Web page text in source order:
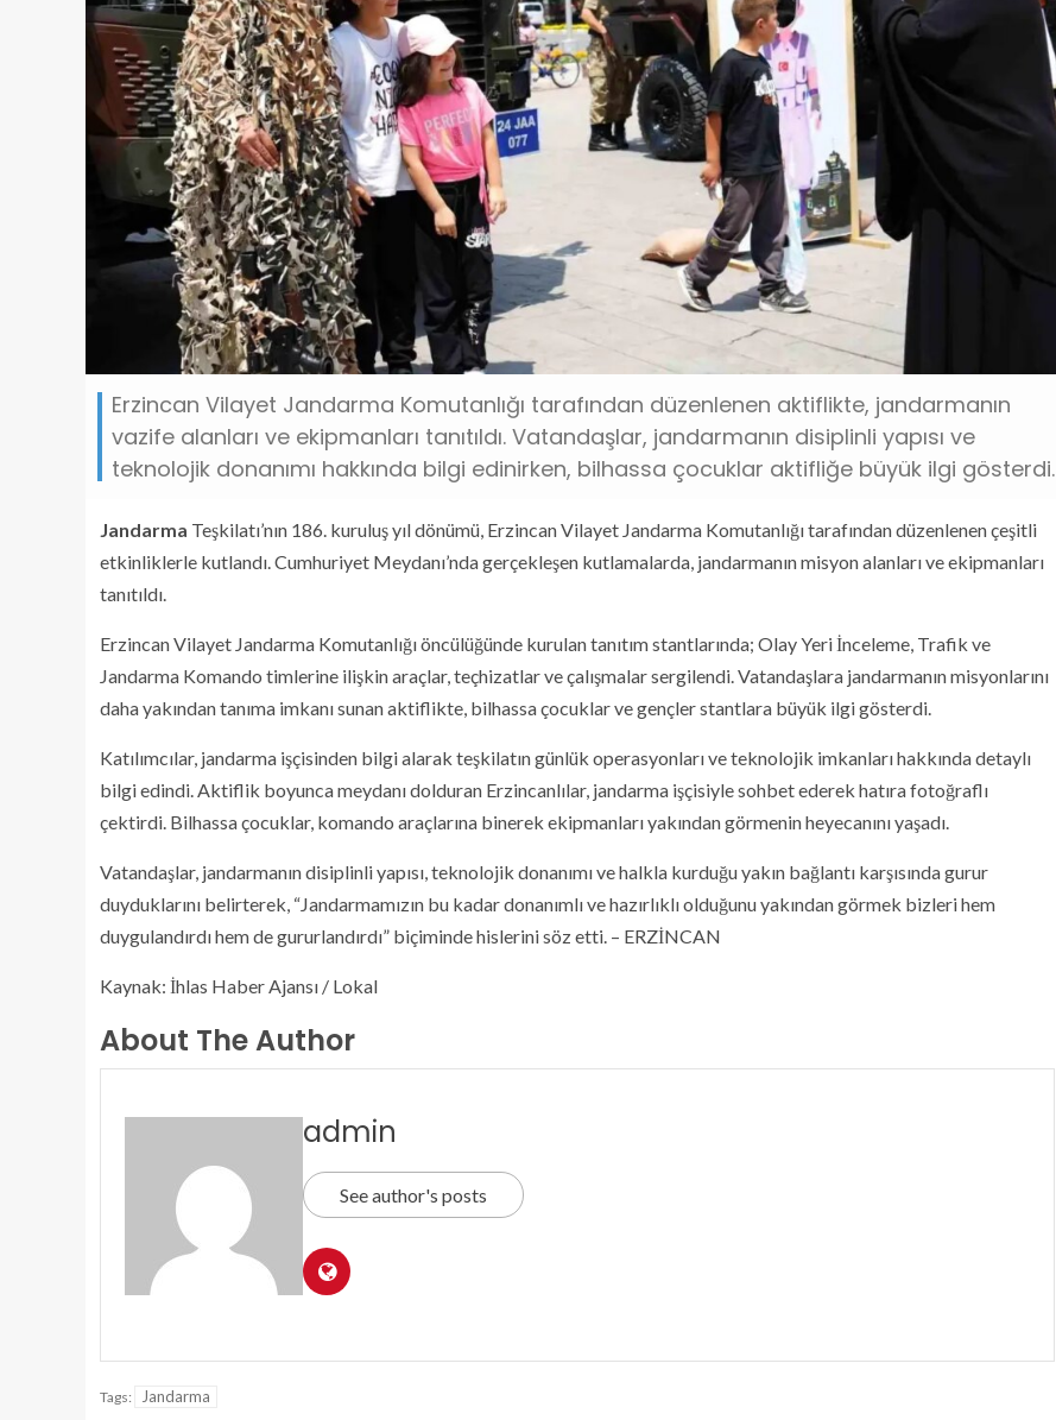
Erzincan Vilayet Jandarma Komutanlığı tarafından düzenlenen aktiflikte, jandarmanın
vazife alanları ve ekipmanları tanıtıldı. Vatandaşlar, jandarmanın disiplinli yapısı ve
teknolojik donanımı hakkında bilgi edinirken, bilhassa çocuklar aktifliğe büyük ilgi gösterdi.
Jandarma Teşkilatı’nın 186. kuruluş yıl dönümü, Erzincan Vilayet Jandarma Komutanlığı tarafından düzenlenen çeşitli
etkinliklerle kutlandı. Cumhuriyet Meydanı’nda gerçekleşen kutlamalarda, jandarmanın misyon alanları ve ekipmanları
tanıtıldı.
Erzincan Vilayet Jandarma Komutanlığı öncülüğünde kurulan tanıtım stantlarında; Olay Yeri İnceleme, Trafik ve
Jandarma Komando timlerine ilişkin araçlar, teçhizatlar ve çalışmalar sergilendi. Vatandaşlara jandarmanın misyonlarını
daha yakından tanıma imkanı sunan aktiflikte, bilhassa çocuklar ve gençler stantlara büyük ilgi gösterdi.
Katılımcılar, jandarma işçisinden bilgi alarak teşkilatın günlük operasyonları ve teknolojik imkanları hakkında detaylı
bilgi edindi. Aktiflik boyunca meydanı dolduran Erzincanlılar, jandarma işçisiyle sohbet ederek hatıra fotoğraflı
çektirdi. Bilhassa çocuklar, komando araçlarına binerek ekipmanları yakından görmenin heyecanını yaşadı.
Vatandaşlar, jandarmanın disiplinli yapısı, teknolojik donanımı ve halkla kurduğu yakın bağlantı karşısında gurur
duyduklarını belirterek, “Jandarmamızın bu kadar donanımlı ve hazırlıklı olduğunu yakından görmek bizleri hem
duygulandırdı hem de gururlandırdı” biçiminde hislerini söz etti. – ERZİNCAN
Kaynak: İhlas Haber Ajansı / Lokal
About The Author
admin
See author's posts
Tags: Jandarma